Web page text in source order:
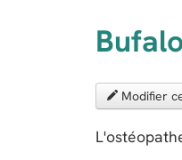
Modifier